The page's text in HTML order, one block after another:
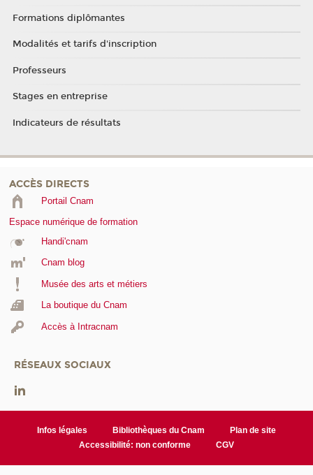
Formations diplômantes
Modalités et tarifs d'inscription
Professeurs
Stages en entreprise
Indicateurs de résultats
ACCÈS DIRECTS
Portail Cnam
Espace numérique de formation
Handi'cnam
Cnam blog
Musée des arts et métiers
La boutique du Cnam
Accès à Intracnam
RÉSEAUX SOCIAUX
Infos légales Bibliothèques du Cnam
Plan de site
Accessibilité: non conforme
CGV